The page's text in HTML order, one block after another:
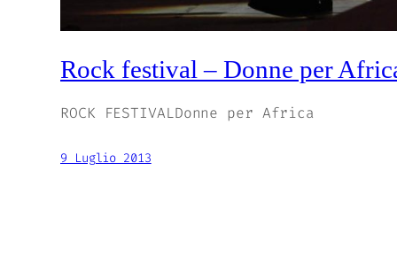
Rock festival – Donne per
ROCK FESTIVALDonne per Africa
9 Luglio 2013